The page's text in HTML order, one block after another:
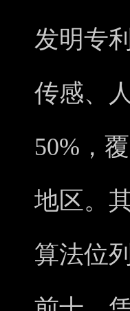
发明专
传感、
50%，
地区。
算法位